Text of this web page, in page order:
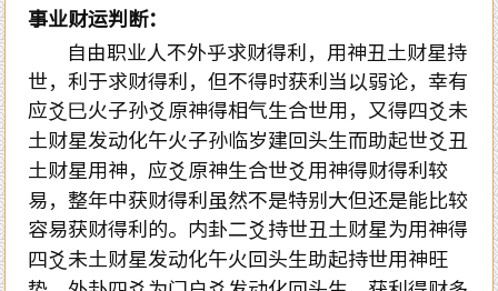
事业财运判断：
自由职业人不外乎求财得利，用神丑土财星持
世，利于求财得利，但不得时获利当以弱论，幸有
应爻巳火子孙爻原神得相气生合世用，又得四爻未
土财星发动化午火子孙临岁建回头生而助起世爻丑
土财星用神，应爻原神生合世爻用神得财得利较
易，整年中获财得利虽然不是特别大但还是能比较
容易获财得利的。内卦二爻持世丑土财星为用神得
四爻未土财星发动化午火回头生助起持世用神旺